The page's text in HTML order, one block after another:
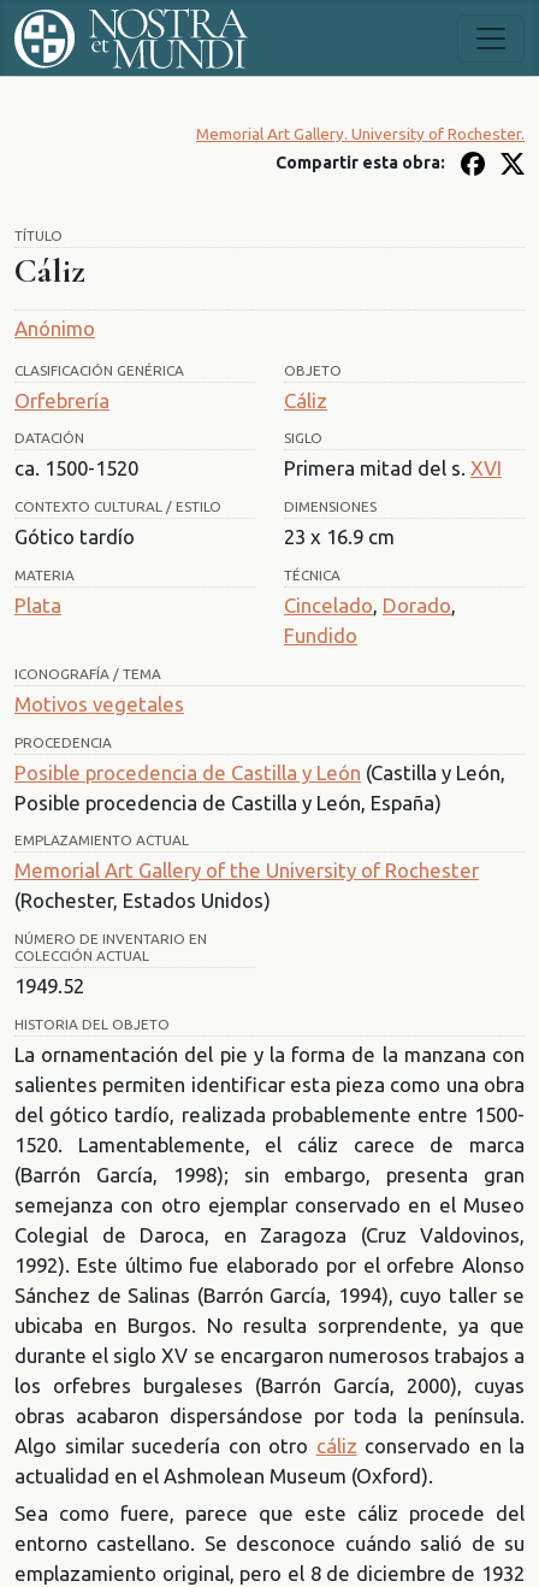
TÍTULO
Cáliz
Anónimo
CLASIFICACIÓN GENÉRICA
Orfebrería
OBJETO
Cáliz
DATACIÓN
ca. 1500-1520
SIGLO
Primera mitad del s. XVI
CONTEXTO CULTURAL / ESTILO
Gótico tardío
DIMENSIONES
23 x 16.9 cm
MATERIA
Plata
TÉCNICA
Cincelado, Dorado,
Fundido
ICONOGRAFÍA / TEMA
Motivos vegetales
PROCEDENCIA
Posible procedencia de Castilla y León (Castilla y León,
Posible procedencia de Castilla y León, España)
EMPLAZAMIENTO ACTUAL
Memorial Art Gallery of the University of Rochester
(Rochester, Estados Unidos)
NÚMERO DE INVENTARIO EN
COLECCIÓN ACTUAL
1949.52
HISTORIA DEL OBJETO
La ornamentación del pie y la forma de la manzana con
salientes permiten identificar esta pieza como una obra
del gótico tardío, realizada probablemente entre 1500-
1520. Lamentablemente, el cáliz carece de marca
(Barrón García, 1998); sin embargo, presenta gran
semejanza con otro ejemplar conservado en el Museo
Colegial de Daroca, en Zaragoza (Cruz Valdovinos,
1992). Este último fue elaborado por el orfebre Alonso
Sánchez de Salinas (Barrón García, 1994), cuyo taller se
ubicaba en Burgos. No resulta sorprendente, ya que
durante el siglo XV se encargaron numerosos trabajos a
los orfebres burgaleses (Barrón García, 2000), cuyas
obras acabaron dispersándose por toda la península.
Algo similar sucedería con otro cáliz conservado en la
actualidad en el Ashmolean Museum (Oxford).
Sea como fuere, parece que este cáliz procede del
entorno castellano. Se desconoce cuándo salió de su
emplazamiento original, pero el 8 de diciembre de 1932
Memorial Art Gallery. University of Rochester.
Compartir esta obra: